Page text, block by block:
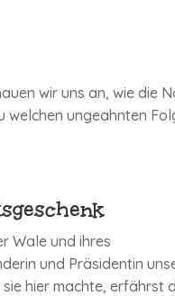
wir uns an, wie die
ungeahnten
Wale und ihres
und Präsidentin
hier machte, erfährst